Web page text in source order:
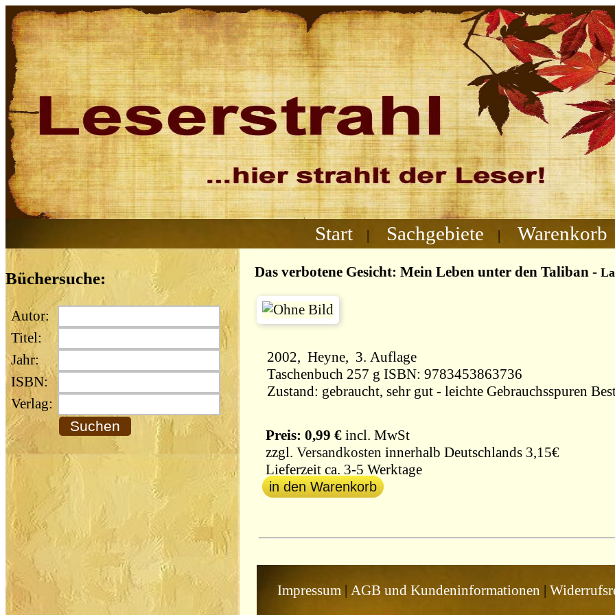
Start | Sachgebiete | Warenkorb
Büchersuche:
Autor:
Titel:
Jahr:
ISBN:
Verlag:
Das verbotene Gesicht: Mein Leben unter den Taliban-
2002, Heyne, 3. Auflage
Taschenbuch 257 g ISBN: 9783453863736
Zustand: gebraucht, sehr gut - leichte Gebrauchsspuren
Preis: 0,99 €incl. MwSt
zzgl. Versandkosten innerhalb Deutschlands 3,15€
Lieferzeit ca. 3-5 Werktage
in den Warenkorb
Impressum| AGB und Kundeninformationen |